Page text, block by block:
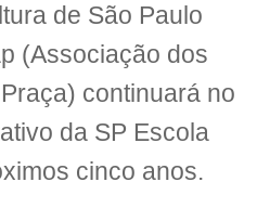
de São Paulo
(Associação dos
continuará no
da SP Escola
cinco anos.